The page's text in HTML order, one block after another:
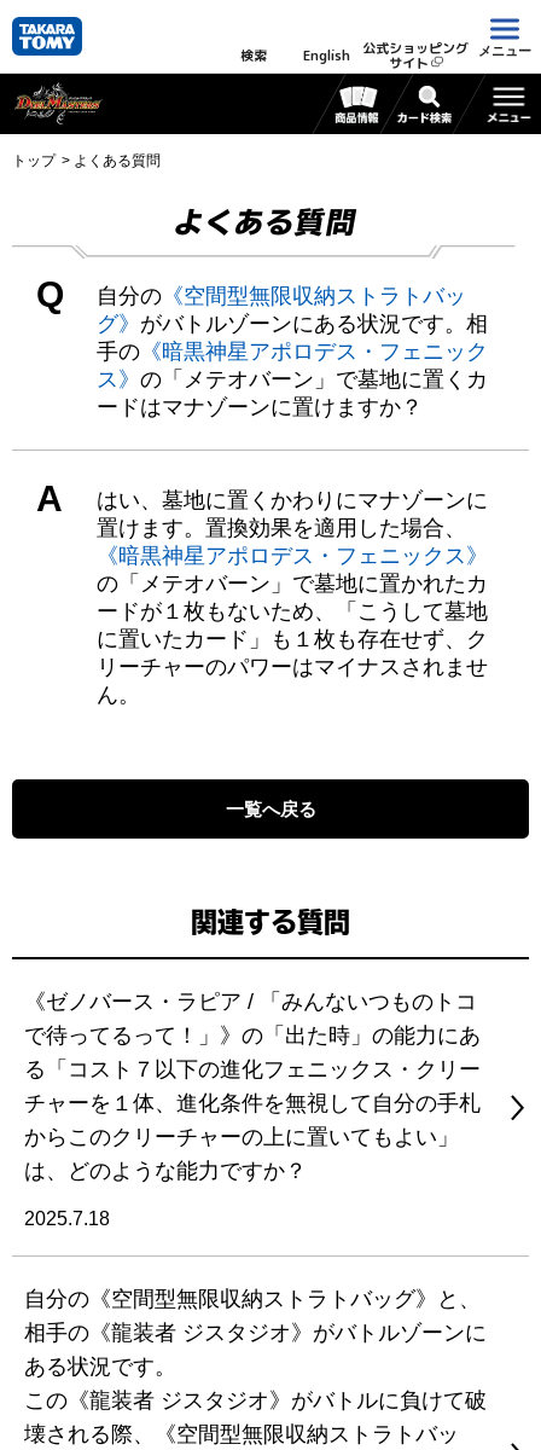
検索 English 公式ショッピング
サイト
メニュー
トップ よくある質問
よくある質問
Q 自分の 《空間型無限収納ストラトバッ
グ》 がバトルゾーンにある状況です。相
手の 《暗黒神星アポロデス・フェニック
ス》 の「メテオバーン」で墓地に置くカ
ードはマナゾーンに置けますか？
A
はい、墓地に置くかわりにマナゾーンに
置けます。置換効果を適用した場合、
《暗黒神星アポロデス・フェニックス》
の「メテオバーン」で墓地に置かれたカ
ードが１枚もないため、「こうして墓地
に置いたカード」も１枚も存在せず、ク
リーチャーのパワーはマイナスされませ
ん。
一覧へ戻る
関連する質問
《ゼノバース・ラピア / 「みんないつものトコ
で待ってるって！」》の「出た時」の能力にあ
る「コスト７以下の進化フェニックス・クリー
チャーを１体、進化条件を無視して自分の手札
からこのクリーチャーの上に置いてもよい」
は、どのような能力ですか？
2025.7.18
自分の《空間型無限収納ストラトバッグ》と、
相手の《龍装者 ジスタジオ》がバトルゾーンに
ある状況です。
この《龍装者 ジスタジオ》がバトルに負けて破
壊される際、《空間型無限収納ストラトバッ